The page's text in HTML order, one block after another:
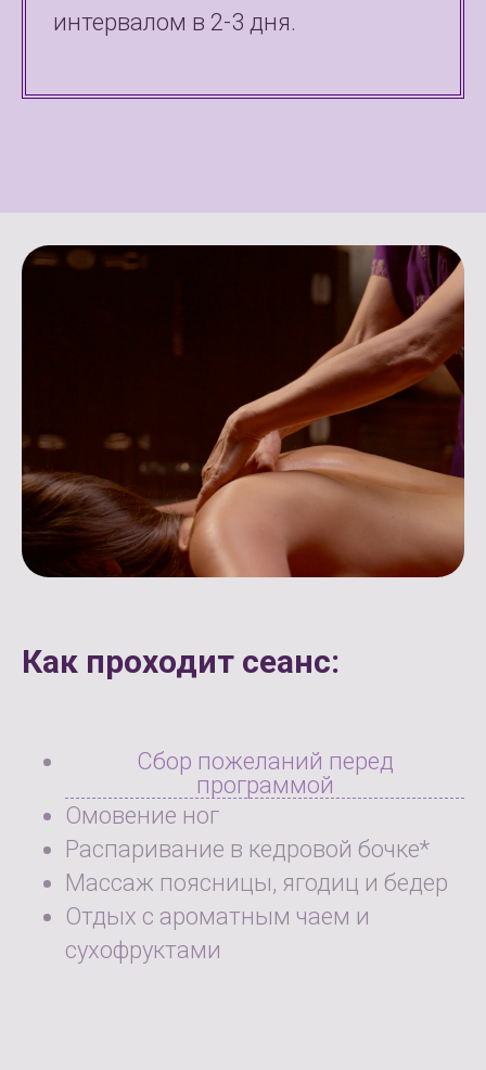
интервалом в 2-3 дня.
Как проходит сеанс:
Сбор пожеланий перед
программой
Омовение ног
Распаривание в кедровой бочке*
Массаж поясницы, ягодиц и бедер
Отдых с ароматным чаем и
сухофруктами